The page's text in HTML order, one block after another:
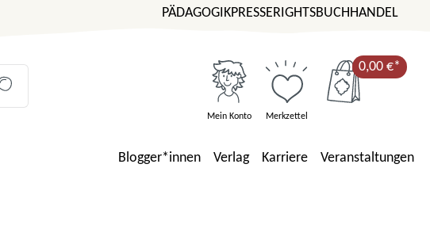
PÄDAGOGIKPRESSERIGHTSBUCHHANDEL
Mein Konto Merkzettel
0,00 €*
Blogger*innen Verlag Karriere Veranstaltungen